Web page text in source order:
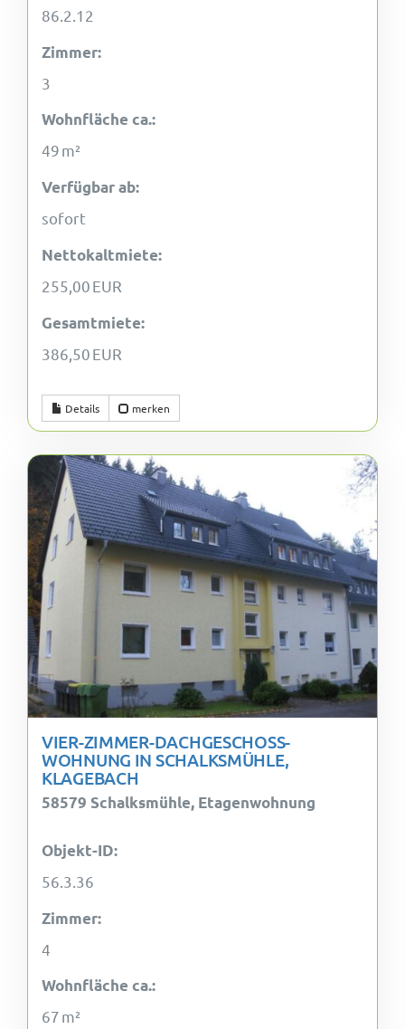
86.2.12
Zimmer:
3
Wohnfläche ca.:
49 m²
Verfügbar ab:
sofort
Nettokaltmiete:
255,00 EUR
Gesamtmiete:
386,50 EUR
Details merken
VIER-ZIMMER-DACHGESCHOSS-
WOHNUNG IN SCHALKSMÜHLE,
KLAGEBACH
58579 Schalksmühle, Etagenwohnung
Objekt-ID:
56.3.36
Zimmer:
4
Wohnfläche ca.:
67 m²